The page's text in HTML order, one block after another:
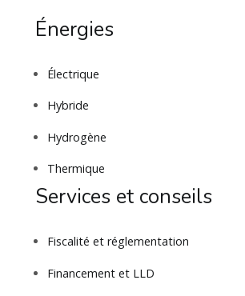
Énergies
Électrique
Hybride
Hydrogène
Thermique
Services et conseils
Fiscalité et réglementation
Financement et LLD